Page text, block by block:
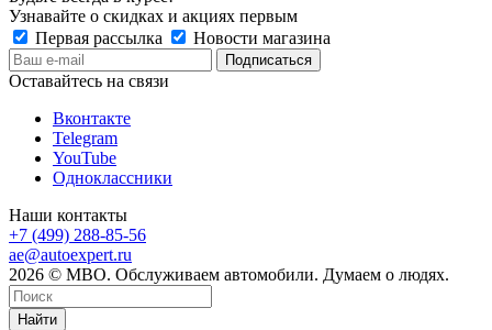
Узнавайте о скидках и акциях первым
Первая рассылка
Новости магазина
Оставайтесь на связи
Вконтакте
Telegram
YouTube
Одноклассники
Наши контакты
+7 (499) 288-85-56
ae@autoexpert.ru
2026 © МВО. Обслуживаем автомобили. Думаем о людях.
Найти